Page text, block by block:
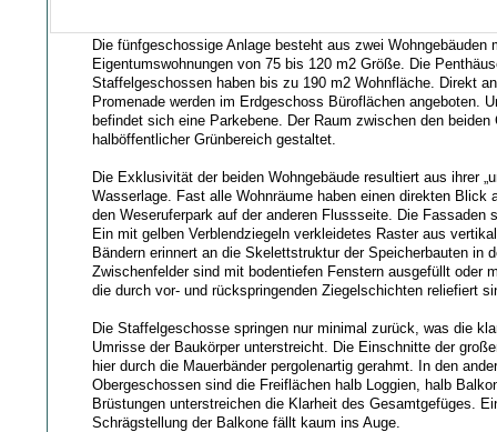
Die fünfgeschossige Anlage besteht aus zwei Wohngebäuden
Eigentumswohnungen von 75 bis 120 m2 Größe. Die
Staffelgeschossen haben bis zu 190 m2 Wohnfläche. Direkt
Promenade werden im Erdgeschoss Büroflächen angeboten.
befindet sich eine Parkebene. Der Raum zwischen den beiden
halböffentlicher Grünbereich gestaltet.
Die Exklusivität der beiden Wohngebäude resultiert aus ihrer
Wasserlage. Fast alle Wohnräume haben einen direkten Blick
den Weseruferpark auf der anderen Flussseite. Die Fassaden
Ein mit gelben Verblendziegeln verkleidetes Raster aus
Bändern erinnert an die Skelettstruktur der Speicherbauten in
Zwischenfelder sind mit bodentiefen Fenstern ausgefüllt oder
die durch vor- und rückspringenden Ziegelschichten reliefiert
Die Staffelgeschosse springen nur minimal zurück, was die
Umrisse der Baukörper unterstreicht. Die Einschnitte der
hier durch die Mauerbänder pergolenartig gerahmt. In den
Obergeschossen sind die Freiflächen halb Loggien, halb
Brüstungen unterstreichen die Klarheit des Gesamtgefüges.
Schrägstellung der Balkone fällt kaum ins Auge.